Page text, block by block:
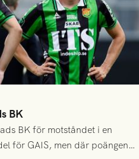
BK
BK för motståndet i en
för GAIS, men där poängen